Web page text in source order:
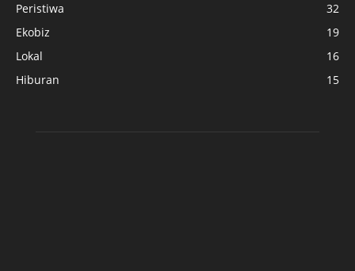
Peristiwa
32
Ekobiz
19
Lokal
16
Hiburan
15